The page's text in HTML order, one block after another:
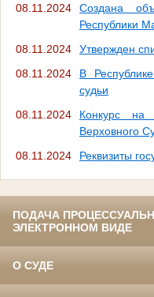
08.11.2024
Создана
Республики
08.11.2024
Утвержден
08.11.2024
В
судьи
08.11.2024
Конкурс на
Верховного
08.11.2024
Реквизиты
ПОДАЧА
ЭЛЕКТРОННОМ ВИДЕ
О СУДЕ